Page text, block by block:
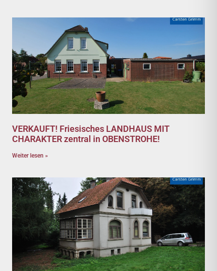
VERKAUFT! Friesisches LANDHAUS MIT
CHARAKTER zentral in OBENSTROHE!
Weiter lesen »